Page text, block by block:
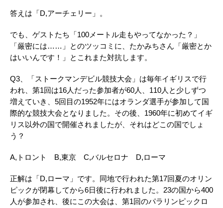
答えは「D,アーチェリー」。
でも、ゲストたち「100メートル走もやってなかった？」
「厳密には……」とのツッコミに、たかみちさん「厳密とか
はいいんです！」とこれまた対抗します。
Q3、「ストークマンデビル競技大会」は毎年イギリスで行
われ、第1回は16人だった参加者が60人、110人と少しずつ
増えていき、5回目の1952年にはオランダ選手が参加して国
際的な競技大会となりました。その後、1960年に初めてイギ
リス以外の国で開催されましたが、それはどこの国でしょ
う？
A,トロント B,東京 C,バルセロナ D,ローマ
正解は「D,ローマ」です。同地で行われた第17回夏のオリン
ピックが閉幕してから6日後に行われました。23の国から400
人が参加され、後にこの大会は、第1回のパラリンピックロ